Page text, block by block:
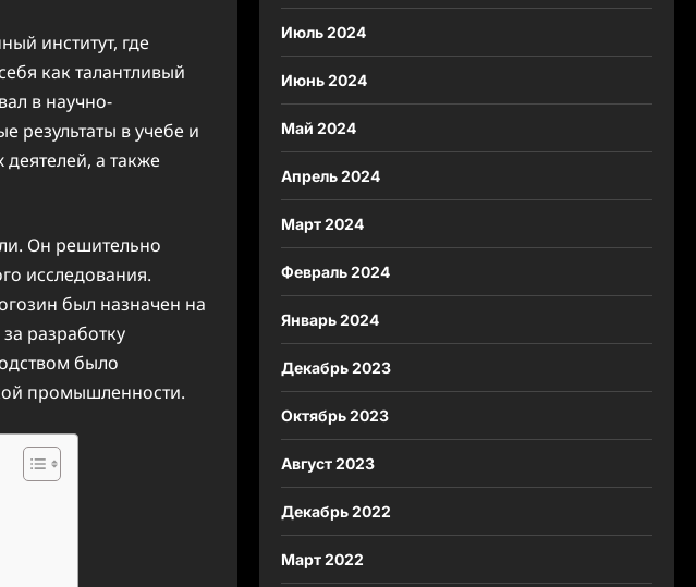
институт, где
как талантливый
в научно-
результаты в учебе и
а также
Он решительно
исследования.
был назначен на
разработку
было
промышленности.
Июль 2024
Июнь 2024
Май 2024
Апрель 2024
Март 2024
Февраль 2024
Январь 2024
Декабрь 2023
Октябрь 2023
Август 2023
Декабрь 2022
Март 2022